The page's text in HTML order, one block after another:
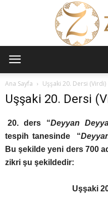
Ana Sayfa Uşşaki 20. Dersi (Virdi)
Uşşaki 20. Dersi
20. ders “Deyyan
tespih tanesinde “
Bu şekilde yeni ders 700
zikri şu şekildedir:
Uşşaki